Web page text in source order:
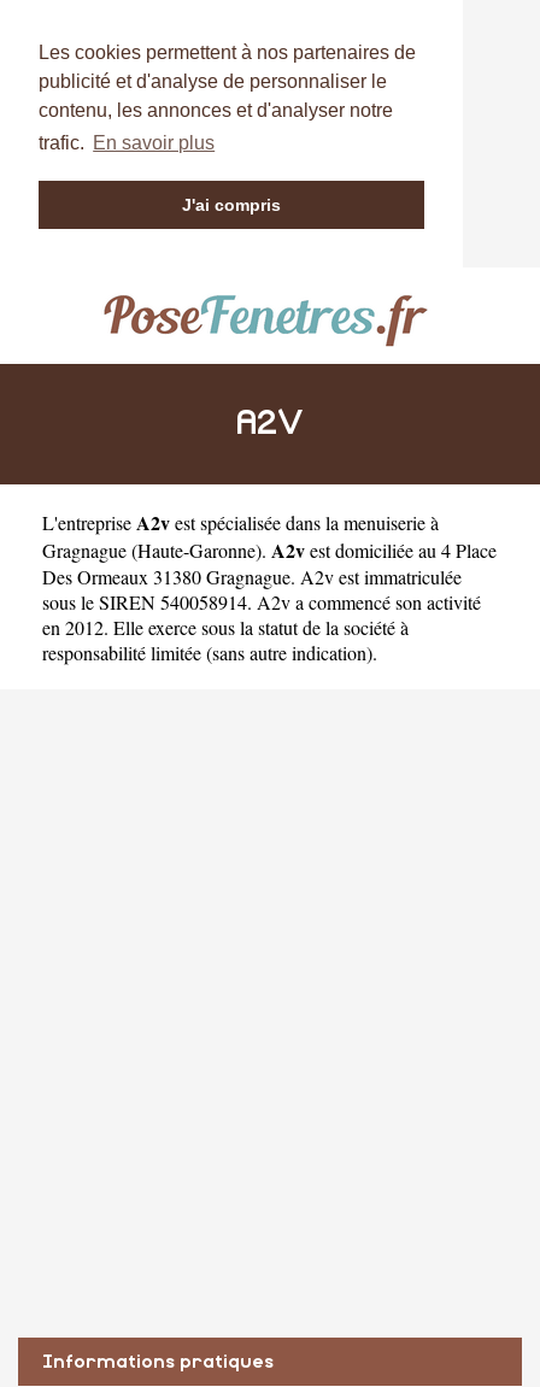
Les cookies permettent à nos partenaires de
publicité et d'analyse de personnaliser le
contenu, les annonces et d'analyser notre
trafic. En savoir plus
J'ai compris
A2V
L'entrepriseA2vestspécialisée dans la menuiserie à
Gragnague(Haute-Garonne). A2vest domiciliée au 4 Place
Des Ormeaux 31380 Gragnague. A2v est immatriculée
sous le SIREN 540058914. A2v a commencé son activité
en 2012. Elle exerce sous la statut de la société à
responsabilité limitée (sans autre indication).
Informations pratiques